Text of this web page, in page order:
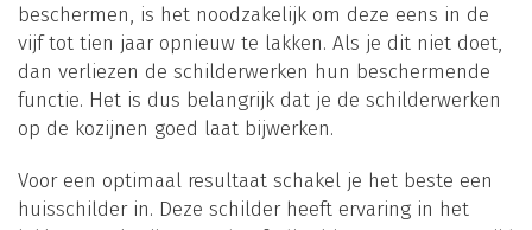
beschermen, is het noodzakelijk om deze eens in de
vijf tot tien jaar opnieuw te lakken. Als je dit niet doet,
dan verliezen de schilderwerken hun beschermende
functie. Het is dus belangrijk dat je de schilderwerken
op de kozijnen goed laat bijwerken.
Voor een optimaal resultaat schakel je het beste een
huisschilder in. Deze schilder heeft ervaring in het